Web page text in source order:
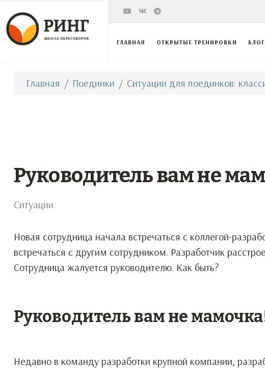
ГЛАВНАЯ ОТКРЫТЫЕ ТРЕНИРОВКИ БЛОГ
Главная Поединки Ситуации для поединков:
Руководитель вам не
Ситуации
Новая сотрудница начала встречаться с коллегой-
встречаться с другим сотрудником. Разработчик
Сотрудница жалуется руководителю. Как быть?
Руководитель вам не
Недавно в команду разработки крупной компании,